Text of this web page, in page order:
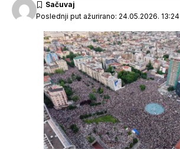
Poslednji put ažurirano: 24.05.2026. 13:24